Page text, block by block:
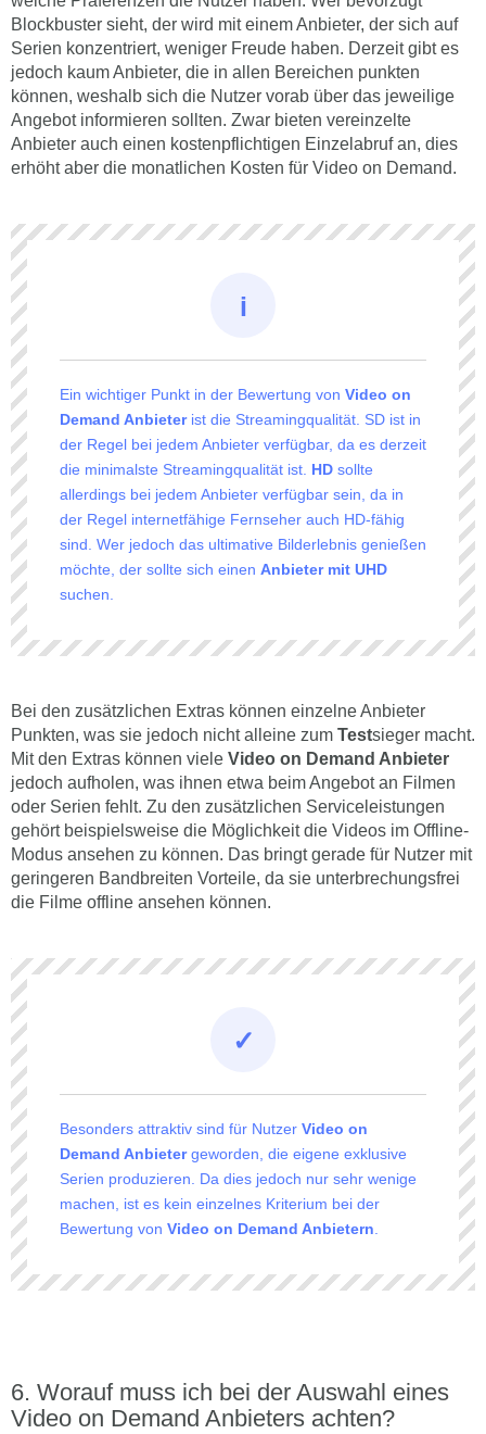
Blockbuster sieht, der wird mit einem Anbieter, der sich auf
Serien konzentriert, weniger Freude haben. Derzeit gibt es
jedoch kaum Anbieter, die in allen Bereichen punkten
können, weshalb sich die Nutzer vorab über das jeweilige
Angebot informieren sollten. Zwar bieten vereinzelte
Anbieter auch einen kostenpflichtigen Einzelabruf an, dies
erhöht aber die monatlichen Kosten für Video on Demand.
Ein wichtiger Punkt in der Bewertung von Video on
Demand Anbieterist die Streamingqualität. SD ist in
der Regel bei jedem Anbieter verfügbar, da es derzeit
die minimalste Streamingqualität ist. HD sollte
allerdings bei jedem Anbieter verfügbar sein, da in
der Regel internetfähige Fernseher auch HD-fähig
sind. Wer jedoch das ultimative Bilderlebnis genießen
möchte, der sollte sich einen Anbieter mit UHD
suchen.
Bei den zusätzlichen Extras können einzelne Anbieter
Punkten, was sie jedoch nicht alleine zum Testsieger macht.
Mit den Extras können viele Video on Demand Anbieter
jedoch aufholen, was ihnen etwa beim Angebot an Filmen
oder Serien fehlt. Zu den zusätzlichen Serviceleistungen
gehört beispielsweise die Möglichkeit die Videos im Offline-
Modus ansehen zu können. Das bringt gerade für Nutzer mit
geringeren Bandbreiten Vorteile, da sie unterbrechungsfrei
die Filme offline ansehen können.
Besonders attraktiv sind für Nutzer Video on
Demand Anbietergeworden, die eigene exklusive
Serien produzieren. Da dies jedoch nur sehr wenige
machen, ist es kein einzelnes Kriterium bei der
Bewertung von Video on Demand Anbietern.
Worauf muss ich bei der Auswahl eines
Video on Demand Anbieters achten?